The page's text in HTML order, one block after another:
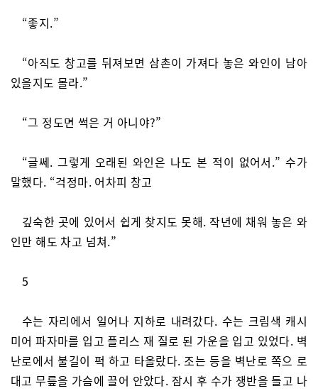
“좋지.”
“아직도 창고를 뒤져보면 삼촌이 가져다 놓은 와인이 남아
있을지도 몰라.”
“그 정도면 썩은 거 아니야?”
“글쎄. 그렇게 오래된 와인은 나도 본 적이 없어서.” 수가
말했다. “걱정마. 어차피 창고
깊숙한 곳에 있어서 쉽게 찾지도 못해. 작년에 채워 놓은 와
인만 해도 차고 넘쳐.”
5
수는 자리에서 일어나 지하로 내려갔다. 수는 크림색 캐시
미어 파자마를 입고 플리스 재 질로 된 가운을 입고 있었다. 벽
난로에서 불길이 퍽 하고 타올랐다. 조는 등을 벽난로 쪽으 로
대고 무릎을 가슴에 끌어 안았다. 잠시 후 수가 쟁반을 들고 나